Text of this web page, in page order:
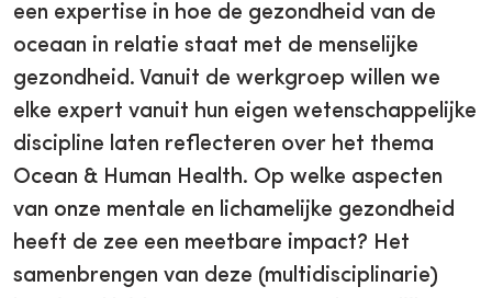
een expertise in hoe de gezondheid van de
oceaan in relatie staat met de menselijke
gezondheid. Vanuit de werkgroep willen we
elke expert vanuit hun eigen wetenschappelijke
discipline laten reflecteren over het thema
Ocean & Human Health. Op welke aspecten
van onze mentale en lichamelijke gezondheid
heeft de zee een meetbare impact? Het
samenbrengen van deze (multidisciplinarie)